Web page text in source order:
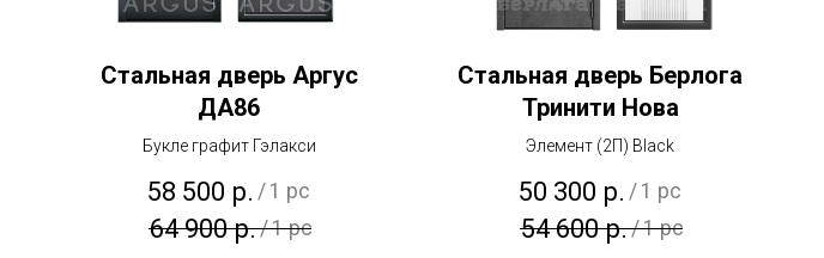
Стальная дверь Аргус
ДА86
Букле графит Гэлакси
58 500 р. / 1 pc
64 900 р./1 pc
Стальная дверь Берлога
Тринити Нова
Элемент (2П) Black
50 300 р. / 1 pc
54 600 р./1 pc